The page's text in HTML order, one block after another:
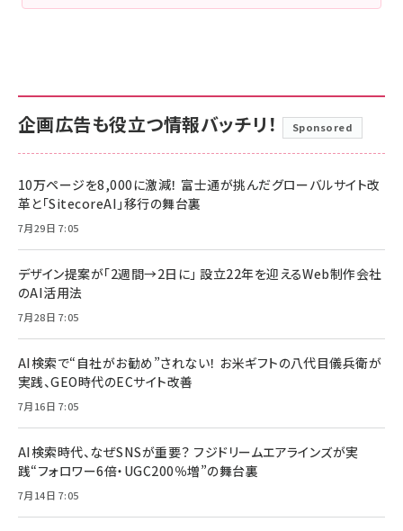
企画広告も役立つ情報バッチリ！ Sponsored
10万ページを8,000に激減！ 富士通が挑んだグローバルサイト改
革と「SitecoreAI」移行の舞台裏
7月29日 7:05
デザイン提案が「2週間→2日に」 設立22年を迎えるWeb制作会社
のAI活用法
7月28日 7:05
AI検索で“自社がお勧め”されない！ お米ギフトの八代目儀兵衛が
実践、GEO時代のECサイト改善
7月16日 7:05
AI検索時代、なぜSNSが重要？ フジドリームエアラインズが実
践“フォロワー6倍・UGC200％増”の舞台裏
7月14日 7:05